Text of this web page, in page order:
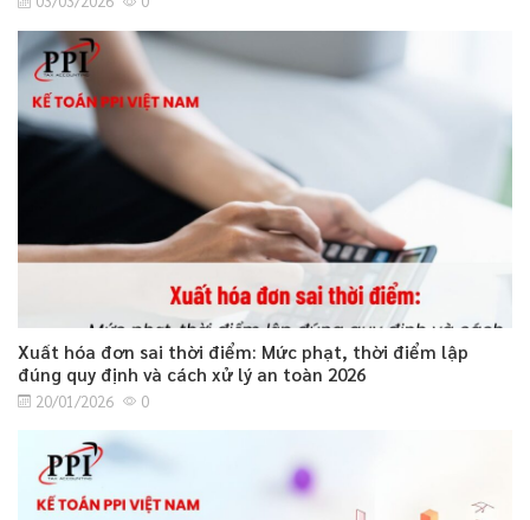
Xuất hóa đơn sai thời điểm: Mức phạt, thời điểm lập
đúng quy định và cách xử lý an toàn 2026
20/01/2026 0